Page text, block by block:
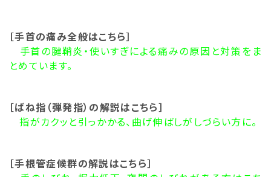
［手首の痛み全般はこちら］
手首の腱鞘炎・使いすぎによる痛みの原因と対策をま
とめています。
［ばね指（弾発指）の解説はこちら］
指がカクッと引っかかる、曲げ伸ばしがしづらい方に。
［手根管症候群の解説はこちら］